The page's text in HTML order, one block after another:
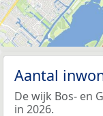
Aantal
De wijk Bos- en
in 2026.